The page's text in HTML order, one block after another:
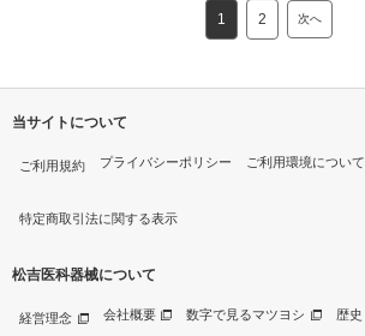
1 2 次へ
当サイトについて
ご利用規約 プライバシーポリシー ご利用環境について
特定商取引法に関する表示
松吉医科器械について
経営理念 会社概要 数字で見るマツヨシ 歴史